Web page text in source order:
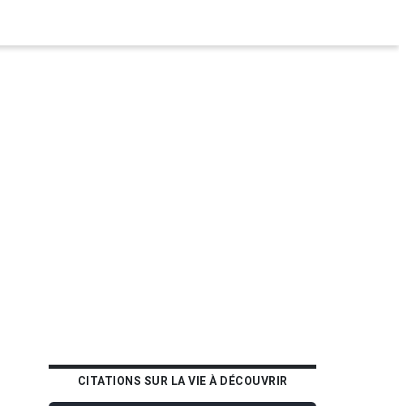
CITATIONS SUR LA VIE À DÉCOUVRIR